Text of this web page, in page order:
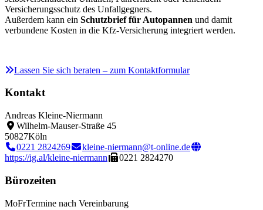
Versicherungsschutz des Unfallgegners.
Außerdem kann ein Schutzbrief für Autopannen und damit
verbundene Kosten in die Kfz-Versicherung integriert werden.
Lassen Sie sich beraten – zum Kontaktformular
Kontakt
Andreas Kleine-Niermann
Wilhelm-Mauser-Straße 45
50827Köln
0221 2824269
kleine-niermann@t-online.de
https://ig.al/kleine-niermann
0221 2824270
Bürozeiten
MoFrTermine nach Vereinbarung